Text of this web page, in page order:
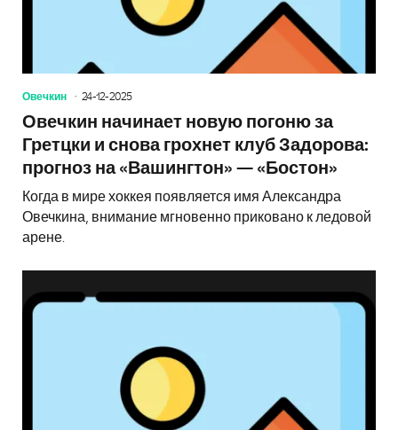
Овечкин 24-12-2025
Овечкин начинает новую погоню за
Гретцки и снова грохнет клуб Задорова:
прогноз на «Вашингтон» — «Бостон»
Когда в мире хоккея появляется имя Александра
Овечкина, внимание мгновенно приковано к ледовой
арене.